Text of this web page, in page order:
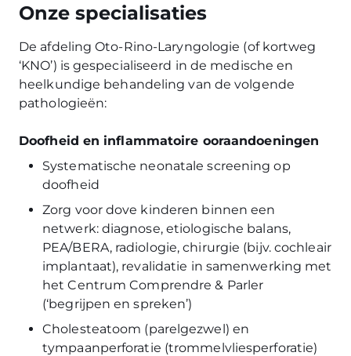
Onze specialisaties
De afdeling Oto-Rino-Laryngologie (of kortweg
‘KNO’) is gespecialiseerd in de medische en
heelkundige behandeling van de volgende
pathologieën:
Doofheid en inflammatoire ooraandoeningen
Systematische neonatale screening op
doofheid
Zorg voor dove kinderen binnen een
netwerk: diagnose, etiologische balans,
PEA/BERA, radiologie, chirurgie (bijv. cochleair
implantaat), revalidatie in samenwerking met
het Centrum Comprendre & Parler
(‘begrijpen en spreken’)
Cholesteatoom (parelgezwel) en
tympaanperforatie (trommelvliesperforatie)